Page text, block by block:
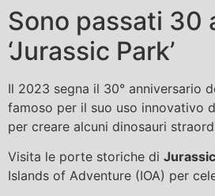
Sono passati 30
‘Jurassic Park’
Il 2023 segna il 30° anniversario
famoso per il suo uso innovativo
per creare alcuni dinosauri
Visita le porte storiche di
Islands of Adventure (IOA) per